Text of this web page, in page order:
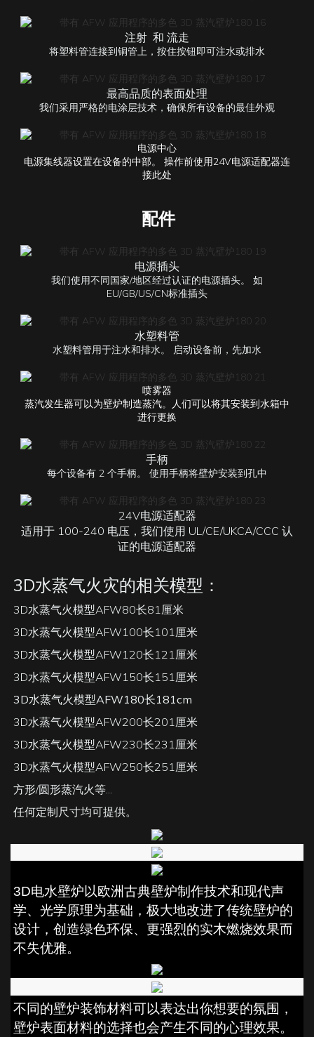
注射 和 流走
将塑料管连接到铜管上，按住按钮即可注水或排水
最高品质的表面处理
我们采用严格的电涂层技术，确保所有设备的最佳外观
电源中心
电源集线器设置在设备的中部。 操作前使用24V电源适配器连
接此处
配件
电源插头
我们使用不同国家/地区经过认证的电源插头。 如
EU/GB/US/CN标准插头
水塑料管
水塑料管用于注水和排水。 启动设备前，先加水
喷雾器
蒸汽发生器可以为壁炉制造蒸汽。人们可以将其安装到水箱中
进行更换
手柄
每个设备有 2 个手柄。 使用手柄将壁炉安装到孔中
24V电源适配器
适用于 100-240 电压，我们使用 UL/CE/UKCA/CCC 认
证的电源适配器
3D水蒸气火灾的相关模型：
3D水蒸气火模型AFW80长81厘米
3D水蒸气火模型AFW100长101厘米
3D水蒸气火模型AFW120长121厘米
3D水蒸气火模型AFW150长151厘米
3D水蒸气火模型AFW180长181cm
3D水蒸气火模型AFW200长201厘米
3D水蒸气火模型AFW230长231厘米
3D水蒸气火模型AFW250长251厘米
方形/圆形蒸汽火等...
任何定制尺寸均可提供。
3D电水壁炉以欧洲古典壁炉制作技术和现代声
学、光学原理为基础，极大地改进了传统壁炉的
设计，创造绿色环保、更强烈的实木燃烧效果而
不失优雅。
不同的壁炉装饰材料可以表达出你想要的氛围，
壁炉表面材料的选择也会产生不同的心理效果。